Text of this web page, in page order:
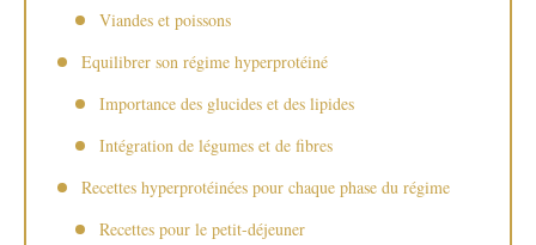
Viandes et poissons
Equilibrer son régime hyperprotéiné
Importance des glucides et des lipides
Intégration de légumes et de fibres
Recettes hyperprotéinées pour chaque phase du régime
Recettes pour le petit-déjeuner